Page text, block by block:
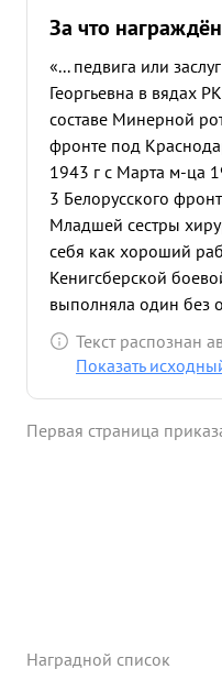
За что награждён
«... педвига или
Георгьевна в вядах
составе Минерной
фронте под
1943 г с Марта м-ца
3 Белорусского
Младшей сестры
себя как хороший
Кенигсберской
выполняла один без
работы в Госпитале
раненые в бедро с
было наложено его
Текст распознан
Показать
Первая страница
Наградной список